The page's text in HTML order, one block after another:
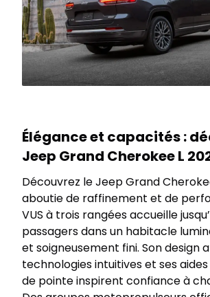
Élégance et capacités :
Jeep Grand Cherokee L
Découvrez le Jeep Grand
aboutie de raffinement et de
VUS à trois rangées accueille
passagers dans un habitacle
et soigneusement fini. Son design
technologies intuitives et ses
de pointe inspirent confiance à